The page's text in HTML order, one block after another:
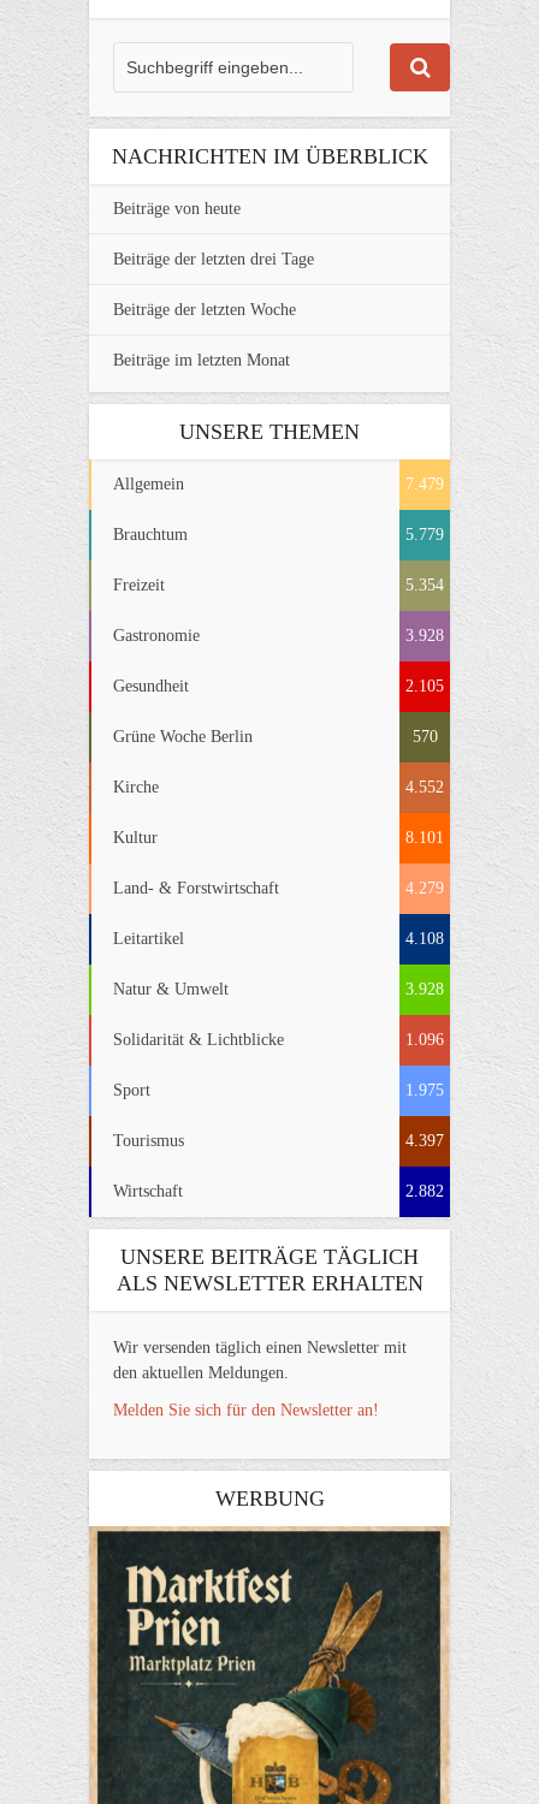
NACHRICHTEN IM ÜBERBLICK
Beiträge von heute
Beiträge der letzten drei Tage
Beiträge der letzten Woche
Beiträge im letzten Monat
UNSERE THEMEN
Allgemein 7.479
Brauchtum 5.779
Freizeit 5.354
Gastronomie 3.928
Gesundheit 2.105
Grüne Woche Berlin 570
Kirche 4.552
Kultur 8.101
Land- & Forstwirtschaft 4.279
Leitartikel 4.108
Natur & Umwelt 3.928
Solidarität & Lichtblicke 1.096
Sport 1.975
Tourismus 4.397
Wirtschaft 2.882
UNSERE BEITRÄGE TÄGLICH
ALS NEWSLETTER ERHALTEN
Wir versenden täglich einen Newsletter mit
den aktuellen Meldungen.
Melden Sie sich für den Newsletter an!
WERBUNG